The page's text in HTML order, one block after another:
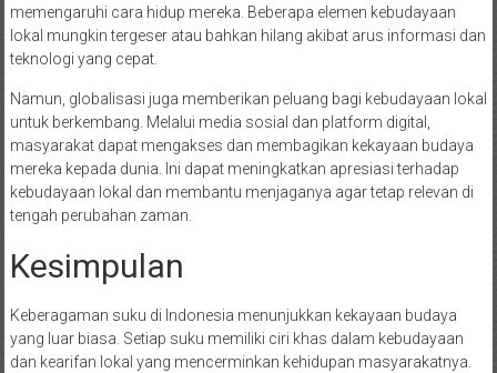
memengaruhi cara hidup mereka. Beberapa elemen kebudayaan
lokal mungkin tergeser atau bahkan hilang akibat arus informasi dan
teknologi yang cepat.
Namun, globalisasi juga memberikan peluang bagi kebudayaan lokal
untuk berkembang. Melalui media sosial dan platform digital,
masyarakat dapat mengakses dan membagikan kekayaan budaya
mereka kepada dunia. Ini dapat meningkatkan apresiasi terhadap
kebudayaan lokal dan membantu menjaganya agar tetap relevan di
tengah perubahan zaman.
Kesimpulan
Keberagaman suku di Indonesia menunjukkan kekayaan budaya
yang luar biasa. Setiap suku memiliki ciri khas dalam kebudayaan
dan kearifan lokal yang mencerminkan kehidupan masyarakatnya.